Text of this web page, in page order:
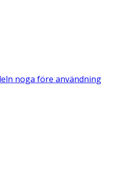
noga före användning